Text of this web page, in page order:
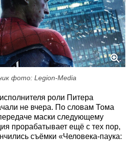
фото: Legion-Media
роли Питера
не вчера. По словам Тома
маски следующему
прорабатывает ещё с тех пор,
съёмки «Человека-паука: